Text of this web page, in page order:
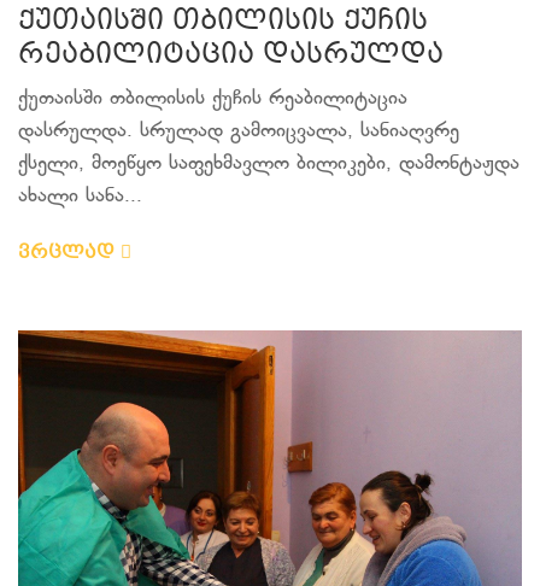
ქუთაისში თბილისის ქუჩის
რეაბილიტაცია დასრულდა
ქუთაისში თბილისის ქუჩის რეაბილიტაცია
დასრულდა. სრულად გამოიცვალა, სანიაღვრე
ქსელი, მოეწყო საფეხმავლო ბილიკები, დამონტაჟდა
ახალი სანა...
ვრცლად